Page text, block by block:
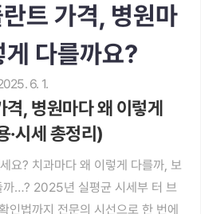
트 가격, 병원마
게 다를까요?
6. 1.
, 병원마다 왜 이렇게
·시세 총정리)
요? 치과마다 왜 이렇게 다를까, 보
까…? 2025년 실평균 시세부 터 브
인법까지 전문의 시선으로 한 번에